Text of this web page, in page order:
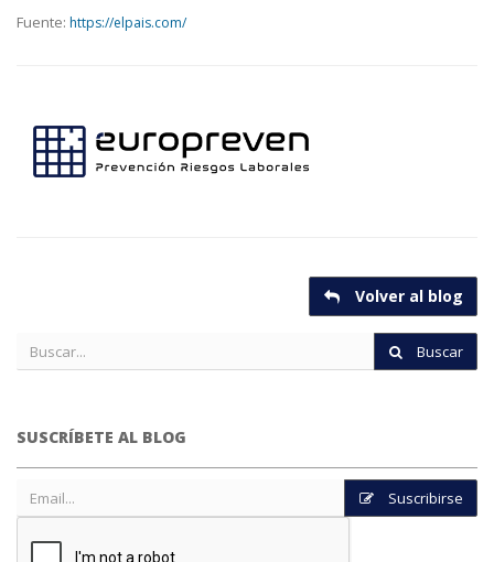
Fuente: https://elpais.com/
Volver al blog
Buscar
SUSCRÍBETE AL BLOG
Suscribirse